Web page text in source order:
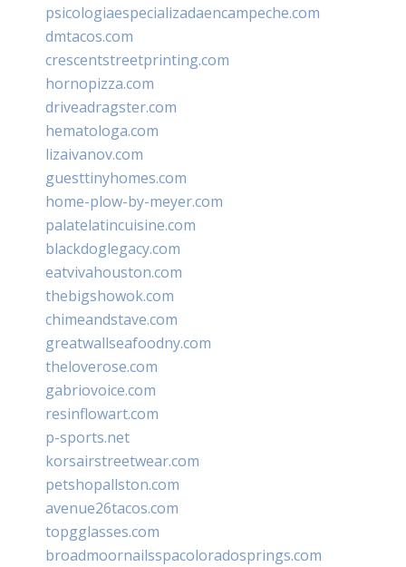
psicologiaespecializadaencampeche.com
dmtacos.com
crescentstreetprinting.com
hornopizza.com
driveadragster.com
hematologa.com
lizaivanov.com
guesttinyhomes.com
home-plow-by-meyer.com
palatelatincuisine.com
blackdoglegacy.com
eatvivahouston.com
thebigshowok.com
chimeandstave.com
greatwallseafoodny.com
theloverose.com
gabriovoice.com
resinflowart.com
p-sports.net
korsairstreetwear.com
petshopallston.com
avenue26tacos.com
topgglasses.com
broadmoornailsspacoloradosprings.com